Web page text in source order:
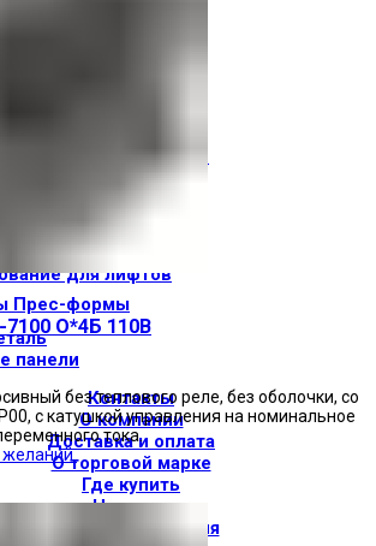
оборудование
платы
для лифтов
Прес-формы
панели
Контакты
О компании
Доставка и оплата
О торговой марке
Где купить
Новости
Вход / Регистрация
О*4Б 110В
без теплового реле, без оболочки, со
с катушкой управления на номинальное
тока.
желаний